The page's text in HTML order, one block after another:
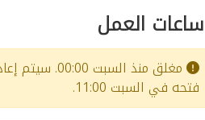
ساعات العمل
مغلق منذ السبت 00:00.
فتحه في السبت 11:00.